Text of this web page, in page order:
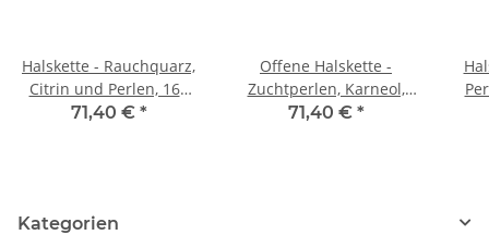
Halskette - Rauchquarz,
Citrin und Perlen, 160
cm /9609
71,40 € *
Offene Halskette -
Zuchtperlen, Karneol,
Citrin 168 cm /9675
71,40 € *
Kategorien